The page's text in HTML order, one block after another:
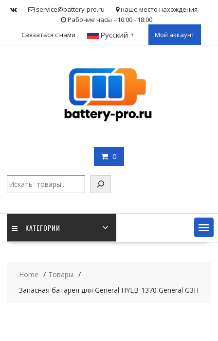
service@battery-pro.ru
наше место нахождения
Рабочие часы --10:00 - 18:00
Связаться с нами
Русский ▼ Мой аккаунт
0
КАТЕГОРИИ
Home
Товары
Запасная батарея для General HYLB-1370 General G3H